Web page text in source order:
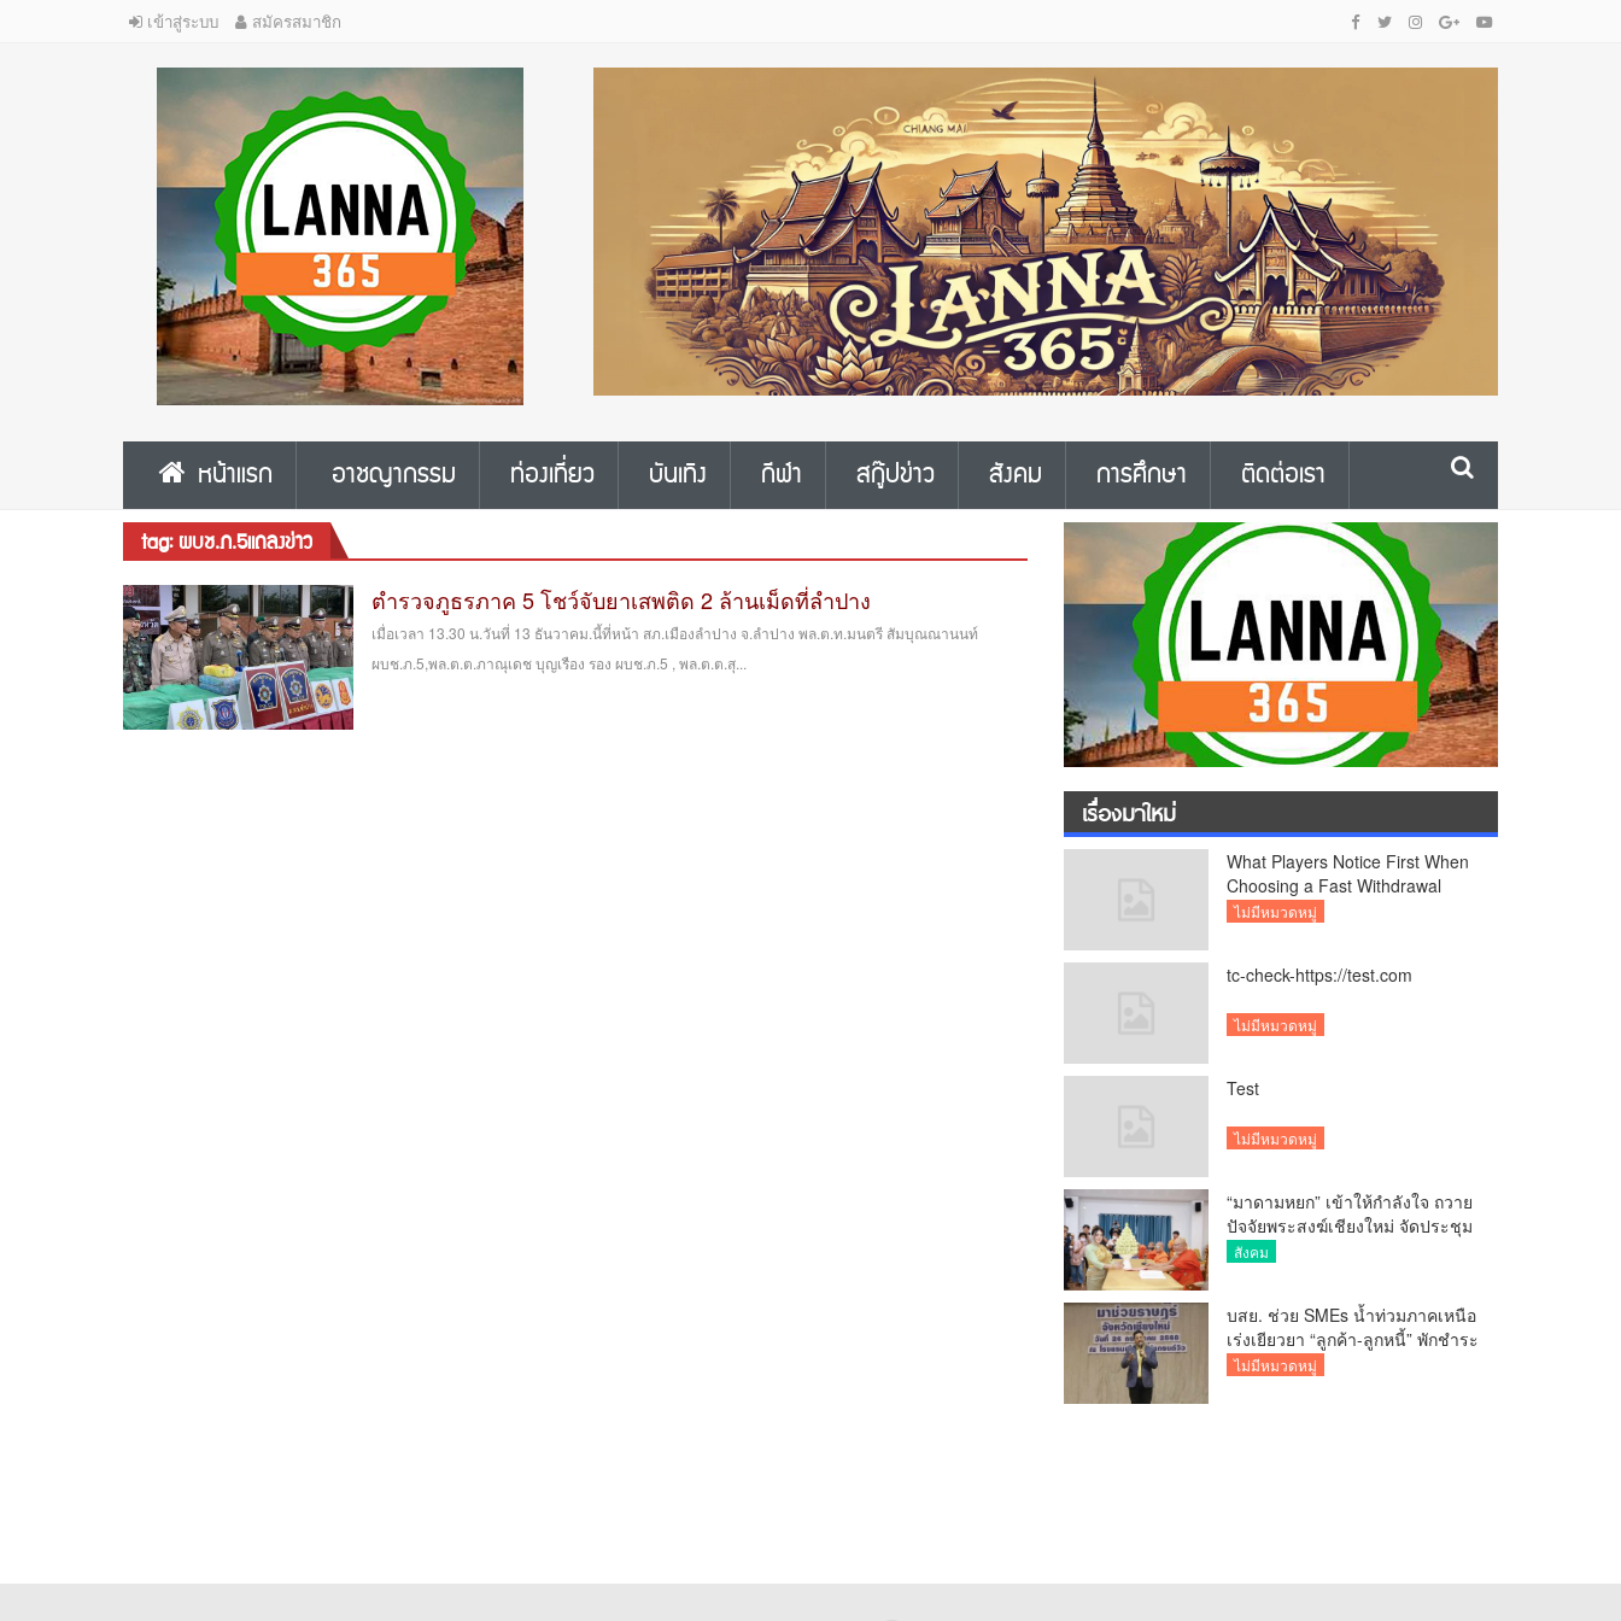
เข้าสู่ระบบ สมัครสมาชิก
หน้าแรก อาชญากรรม ท่องเที่ยว บันเทิง กีฬา สกู๊ปข่าว สังคม การศึกษา ติดต่อเรา
tag: ผบช.ภ.5แถลงข่าว
ตำรวจภูธรภาค 5 โชว์จับยาเสพติด 2 ล้านเม็ดที่ลำปาง
เมื่อเวลา 13.30 น.วันที่ 13 ธันวาคม.นี้ที่หน้า สภ.เมืองลำปาง จ.ลำปาง พล.ต.ท.มนตรี สัมบุณณานนท์
ผบช.ภ.5,พล.ต.ต.ภาณุเดช บุญเรือง รอง ผบช.ภ.5 , พล.ต.ต.สุ...
เรื่องมาใหม่
What Players Notice First When
Choosing a Fast Withdrawal
Casino UK
ไม่มีหมวดหมู่
tc-check-https://test.com
ไม่มีหมวดหมู่
Test
ไม่มีหมวดหมู่
“มาดามหยก” เข้าให้กำลังใจ ถวาย
ปัจจัยพระสงฆ์เชียงใหม่ จัดประชุม
ทำบัญชีรายรับรายจ่ายของวัด กว่า
สังคม
บสย. ช่วย SMEs น้ำท่วมภาคเหนือ
เร่งเยียวยา “ลูกค้า-ลูกหนี้” พักชำระ
ค่าธรรมเนียม-ค่างวด
ไม่มีหมวดหมู่